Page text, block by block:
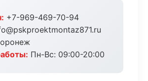
+7-969-469-70-94
Пн-Вс: 09:00-20:00